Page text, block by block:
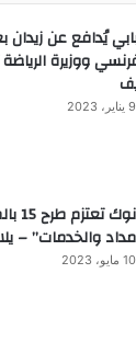
يُدافع عن زيدان
ووزيرة
9 يناير، 2023
والخدمات” –
10 مايو، 2023